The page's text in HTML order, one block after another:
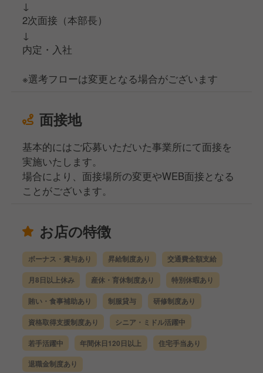
↓
2次面接（本部長）
↓
内定・入社
※選考フローは変更となる場合がございます
面接地
基本的にはご応募いただいた事業所にて面接を
実施いたします。
場合により、面接場所の変更やWEB面接となる
ことがございます。
お店の特徴
ボーナス・賞与あり 昇給制度あり 交通費全額支給
月8日以上休み 産休・育休制度あり 特別休暇あり
賄い・食事補助あり 制服貸与 研修制度あり
資格取得支援制度あり シニア・ミドル活躍中
若手活躍中 年間休日120日以上 住宅手当あり
退職金制度あり